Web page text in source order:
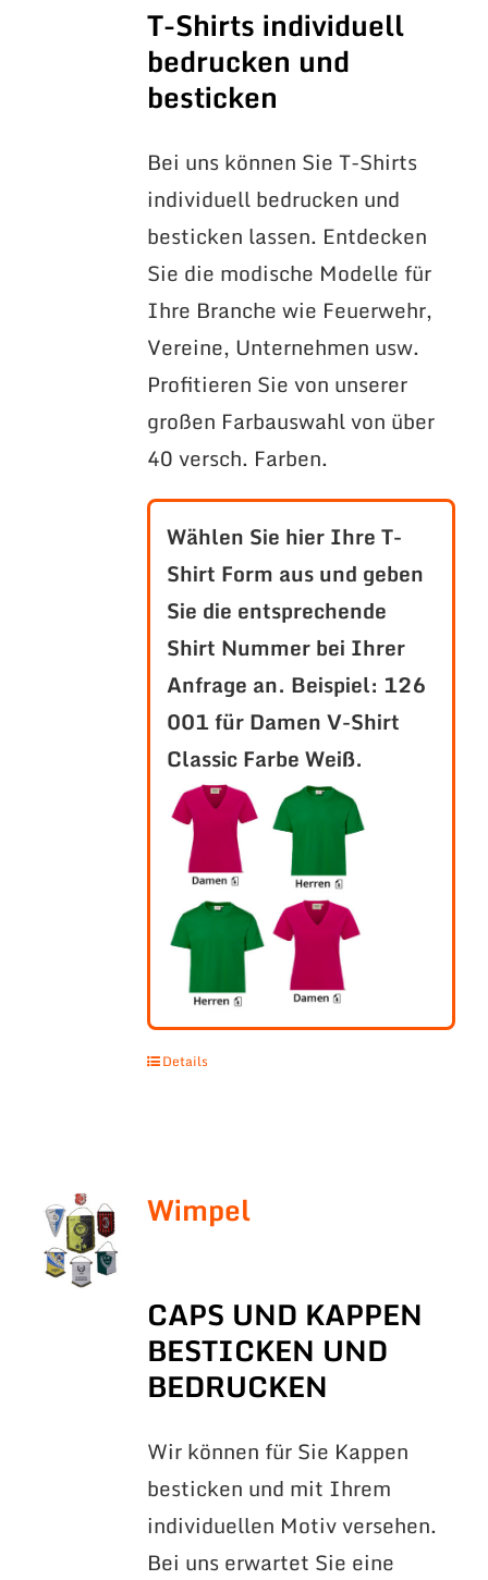
T-Shirts individuell
bedrucken und
besticken
Bei uns können Sie T-Shirts
individuell bedrucken und
besticken lassen. Entdecken
Sie die modische Modelle für
Ihre Branche wie Feuerwehr,
Vereine, Unternehmen usw.
Profitieren Sie von unserer
großen Farbauswahl von über
40 versch. Farben.
Wählen Sie hier Ihre T-
Shirt Form aus und geben
Sie die entsprechende
Shirt Nummer bei Ihrer
Anfrage an. Beispiel: 126
001 für Damen V-Shirt
Classic Farbe Weiß.
Details
Wimpel
CAPS UND KAPPEN
BESTICKEN UND
BEDRUCKEN
Wir können für Sie Kappen
besticken und mit Ihrem
individuellen Motiv versehen.
Bei uns erwartet Sie eine